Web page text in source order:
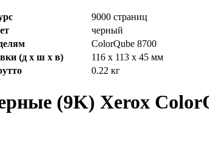
9000 страниц
черный
ColorQube 8700
(д х ш х в)
116 x 113 x 45 мм
0.22 кг
(9K) Xerox